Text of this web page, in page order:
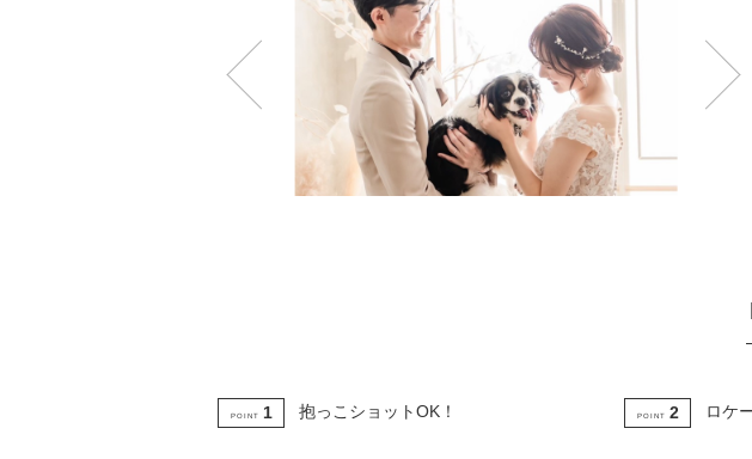
POINT 1 抱っこショットOK！ POINT 2 ロケ